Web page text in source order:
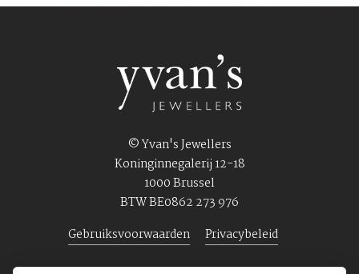
© Yvan's Jewellers
Koninginnegalerij 12-18
1000 Brussel
BTW BE0862 273 976
Gebruiksvoorwaarden
Privacybeleid